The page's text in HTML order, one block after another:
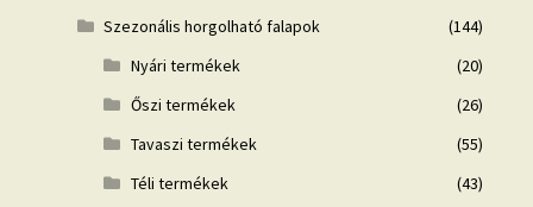
Szezonális horgolható falapok
(144)
Nyári termékek
(20)
Őszi termékek
(26)
Tavaszi termékek
(55)
Téli termékek
(43)